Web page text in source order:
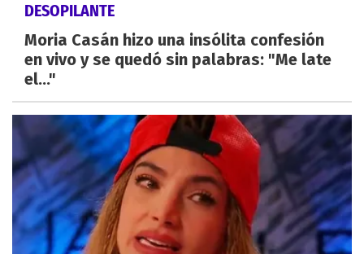
DESOPILANTE
Moria Casán hizo una insólita confesión
en vivo y se quedó sin palabras: "Me late
el..."